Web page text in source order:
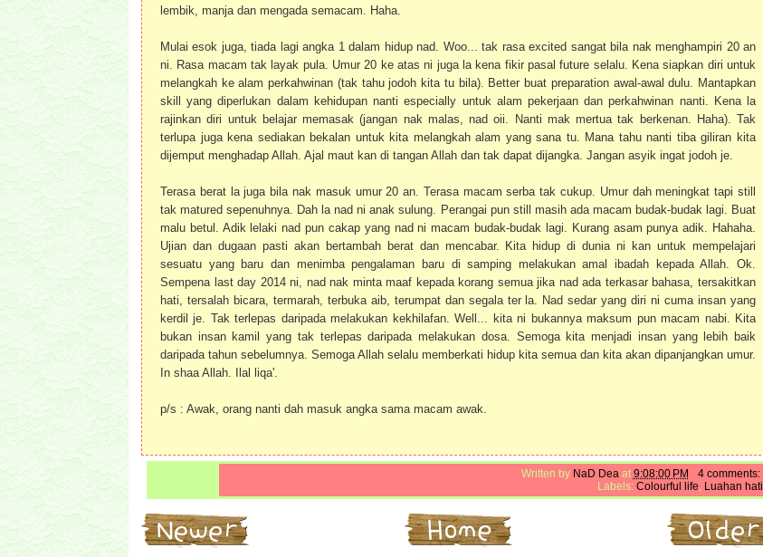
lembik, manja dan mengada semacam. Haha.
Mulai esok juga, tiada lagi angka 1 dalam hidup nad. Woo... tak rasa excited sangat bila nak menghampiri 20 an
ni. Rasa macam tak layak pula. Umur 20 ke atas ni juga la kena fikir pasal future selalu. Kena siapkan diri untuk
melangkah ke alam perkahwinan (tak tahu jodoh kita tu bila). Better buat preparation awal-awal dulu. Mantapkan
skill yang diperlukan dalam kehidupan nanti especially untuk alam pekerjaan dan perkahwinan nanti. Kena la
rajinkan diri untuk belajar memasak (jangan nak malas, nad oii. Nanti mak mertua tak berkenan. Haha). Tak
terlupa juga kena sediakan bekalan untuk kita melangkah alam yang sana tu. Mana tahu nanti tiba giliran kita
dijemput menghadap Allah. Ajal maut kan di tangan Allah dan tak dapat dijangka. Jangan asyik ingat jodoh je.
Terasa berat la juga bila nak masuk umur 20 an. Terasa macam serba tak cukup. Umur dah meningkat tapi still
tak matured sepenuhnya. Dah la nad ni anak sulung. Perangai pun still masih ada macam budak-budak lagi. Buat
malu betul. Adik lelaki nad pun cakap yang nad ni macam budak-budak lagi. Kurang asam punya adik. Hahaha.
Ujian dan dugaan pasti akan bertambah berat dan mencabar. Kita hidup di dunia ni kan untuk mempelajari
sesuatu yang baru dan menimba pengalaman baru di samping melakukan amal ibadah kepada Allah. Ok.
Sempena last day 2014 ni, nad nak minta maaf kepada korang semua jika nad ada terkasar bahasa, tersakitkan
hati, tersalah bicara, termarah, terbuka aib, terumpat dan segala ter la. Nad sedar yang diri ni cuma insan yang
kerdil je. Tak terlepas daripada melakukan kekhilafan. Well... kita ni bukannya maksum pun macam nabi. Kita
bukan insan kamil yang tak terlepas daripada melakukan dosa. Semoga kita menjadi insan yang lebih baik
daripada tahun sebelumnya. Semoga Allah selalu memberkati hidup kita semua dan kita akan dipanjangkan umur.
In shaa Allah. Ilal liqa'.
p/s : Awak, orang nanti dah masuk angka sama macam awak.
Written by NaD Dea at9:08:00 PM
4 comments:
Labels: Colourful life, Luahan hati